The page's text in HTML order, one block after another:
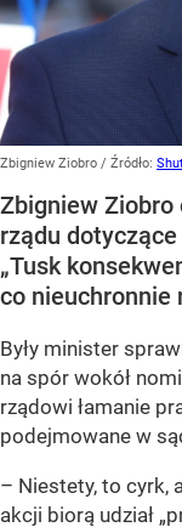
Zbigniew Ziobro / Źródło:
Zbigniew Ziobro
rządu
„Tusk
co nieuchronnie
Były minister
na spór wokół
rządowi łamanie
podejmowane w
– Niestety, to cyrk,
akcji biorą udział